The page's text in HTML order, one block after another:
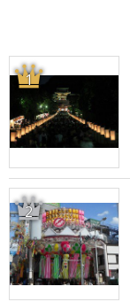
1
2